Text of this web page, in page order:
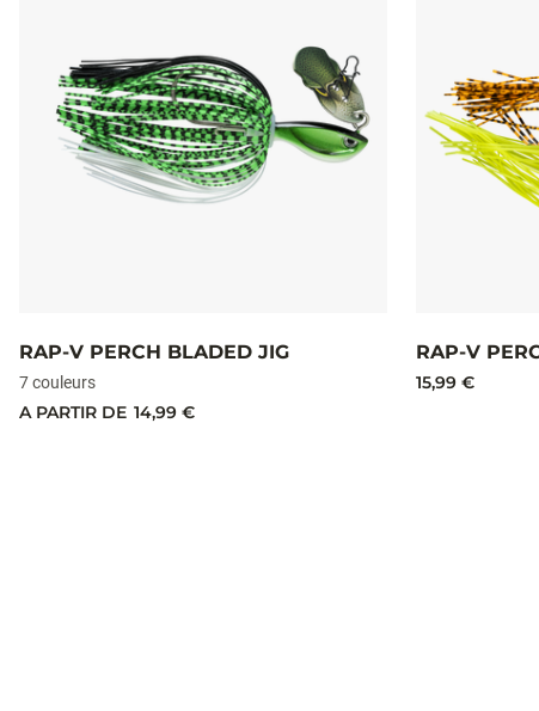
RAP-V PERCH BLADED JIG
7 couleurs
A PARTIR DE 14,99 €
RAP-V
15,99 €